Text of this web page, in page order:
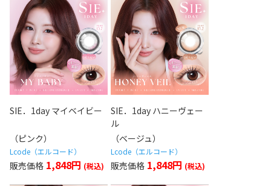
SIE．1day マイベイビー
（ピンク）
Lcode（エルコード）
1,848円
SIE．1day ハニーヴェー
ル
（ベージュ）
Lcode（エルコード）
1,848円